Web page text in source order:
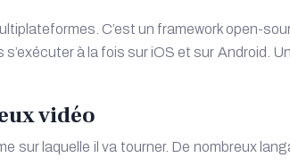
C’est un framework open-
à la fois sur iOS et sur Android.
vidéo
sur laquelle il va tourner. De nombreux